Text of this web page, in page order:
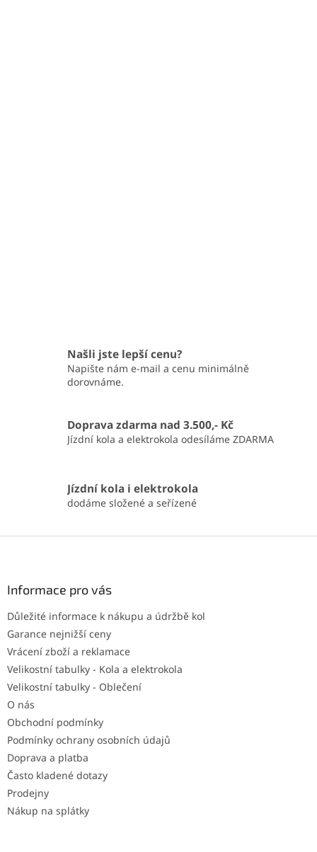
Našli jste lepší cenu?
Napište nám e-mail a cenu minimálně
dorovnáme.
Doprava zdarma nad 3.500,- Kč
Jízdní kola a elektrokola odesíláme ZDARMA
Jízdní kola i elektrokola
dodáme složené a seřízené
Informace pro vás
Důležité informace k nákupu a údržbě kol
Garance nejnižší ceny
Vrácení zboží a reklamace
Velikostní tabulky - Kola a elektrokola
Velikostní tabulky - Oblečení
O nás
Obchodní podmínky
Podmínky ochrany osobních údajů
Doprava a platba
Často kladené dotazy
Prodejny
Nákup na splátky